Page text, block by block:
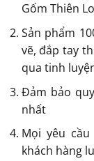
Gốm Thiên
Sản phẩm
vẽ, đắp tay
qua tinh
Đảm bảo
nhất
Mọi yêu
khách hàng